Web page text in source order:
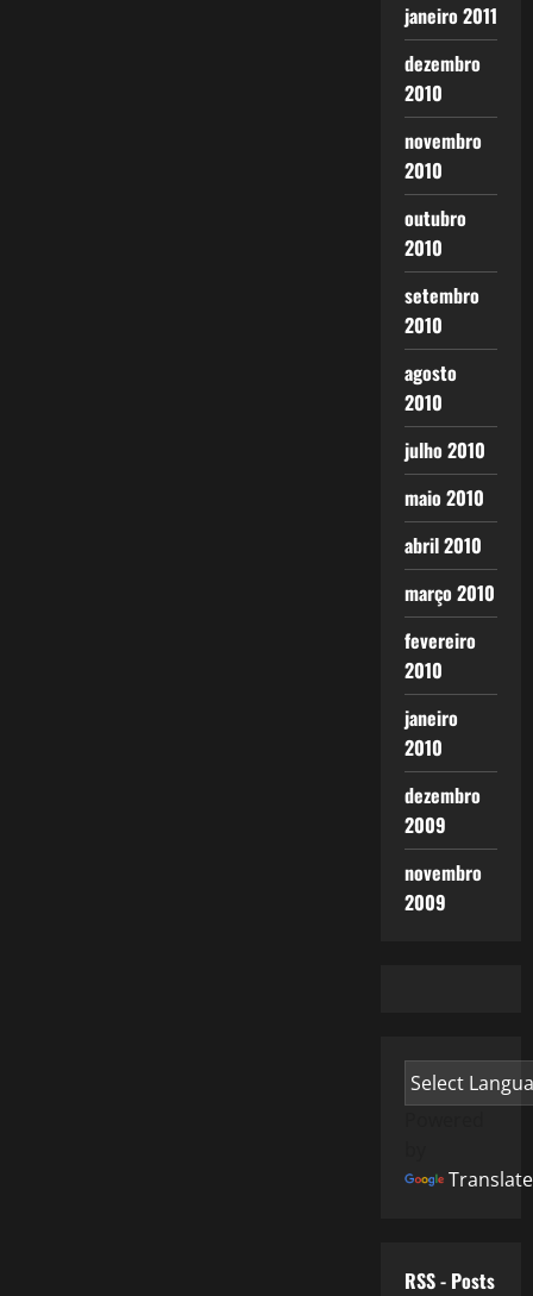
janeiro 2011
dezembro
2010
novembro
2010
outubro
2010
setembro
2010
agosto
2010
julho 2010
maio 2010
abril 2010
março 2010
fevereiro
2010
janeiro
2010
dezembro
2009
novembro
2009
Translate
RSS - Posts